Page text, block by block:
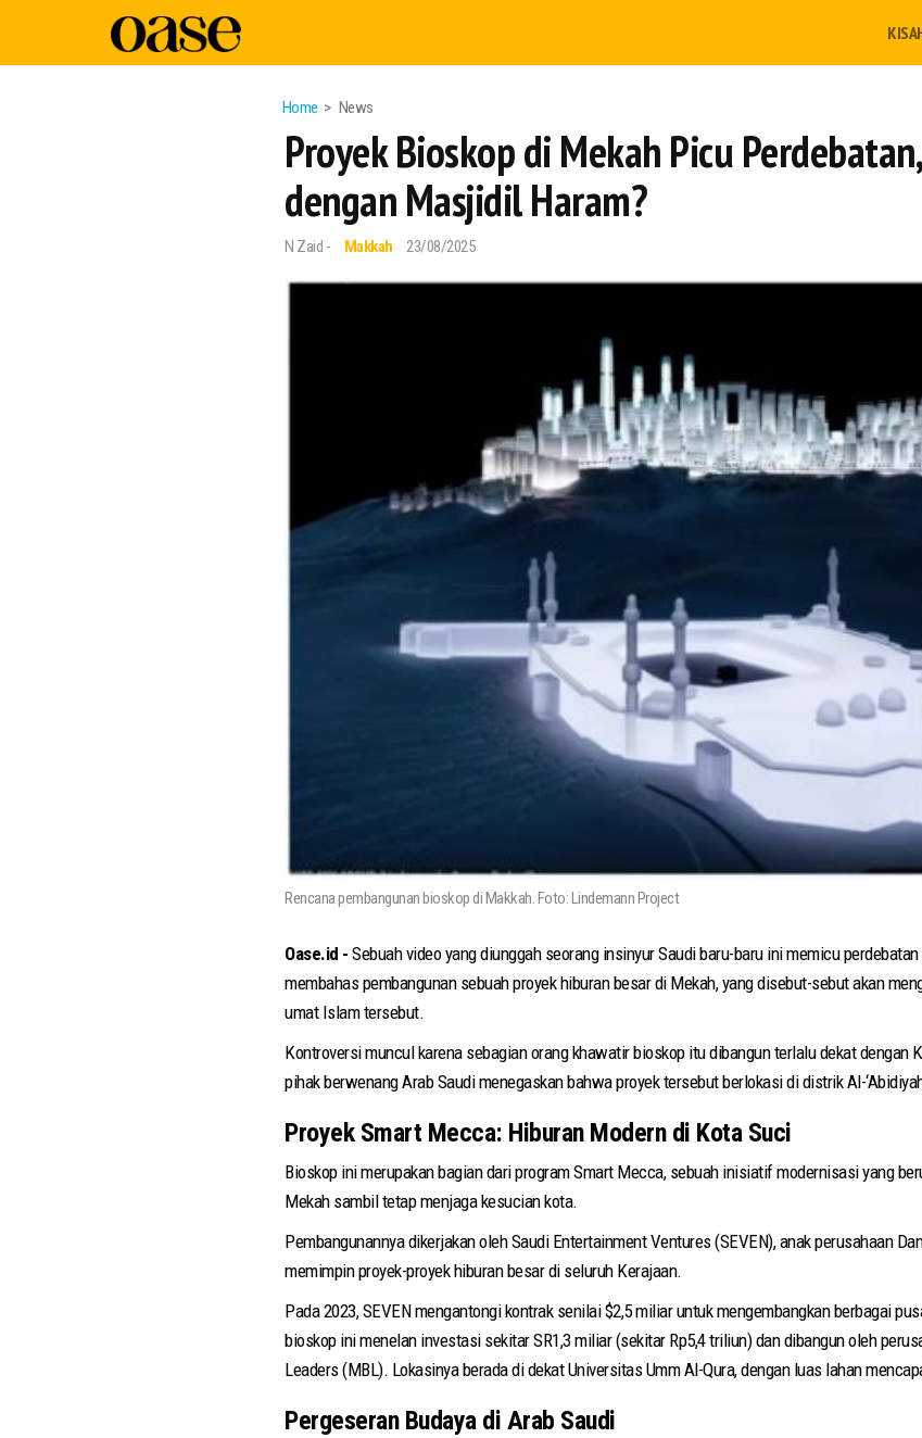
Home News
Proyek Bioskop di Mekah Picu
dengan Masjidil Haram?
N Zaid - Makkah 23/08/2025
Rencana pembangunan bioskop di Makkah. Foto: Lindemann Project
Oase.id - Sebuah video yang diunggah seorang insinyur Saudi baru-baru ini memicu
membahas pembangunan sebuah proyek hiburan besar di Mekah, yang disebut-sebut akan
umat Islam tersebut.
Kontroversi muncul karena sebagian orang khawatir bioskop itu dibangun terlalu dekat dengan
pihak berwenang Arab Saudi menegaskan bahwa proyek tersebut berlokasi di distrik Al-
Proyek Smart Mecca: Hiburan Modern di Kota Suci
Bioskop ini merupakan bagian dari program Smart Mecca, sebuah inisiatif modernisasi yang
Mekah sambil tetap menjaga kesucian kota.
Pembangunannya dikerjakan oleh Saudi Entertainment Ventures (SEVEN), anak perusahaan
memimpin proyek-proyek hiburan besar di seluruh Kerajaan.
Pada 2023, SEVEN mengantongi kontrak senilai $2,5 miliar untuk mengembangkan berbagai
bioskop ini menelan investasi sekitar SR1,3 miliar (sekitar Rp5,4 triliun) dan dibangun oleh
Leaders (MBL). Lokasinya berada di dekat Universitas Umm Al-Qura, dengan luas lahan
Pergeseran Budaya di Arab Saudi